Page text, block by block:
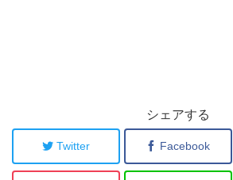
シェアする
Twitter Facebook